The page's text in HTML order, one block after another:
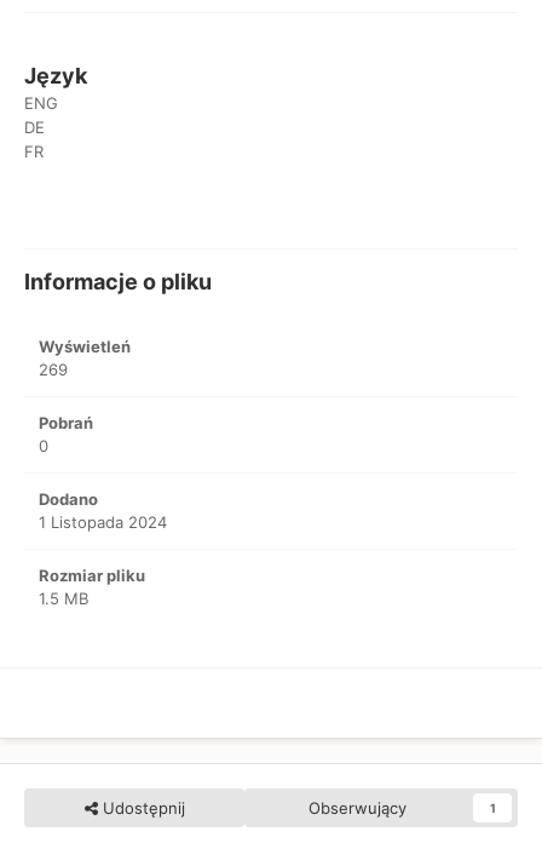
Język
ENG
DE
FR
Informacje o pliku
Wyświetleń
269
Pobrań
0
Dodano
1 Listopada 2024
Rozmiar pliku
1.5 MB
Udostępnij Obserwujący 1